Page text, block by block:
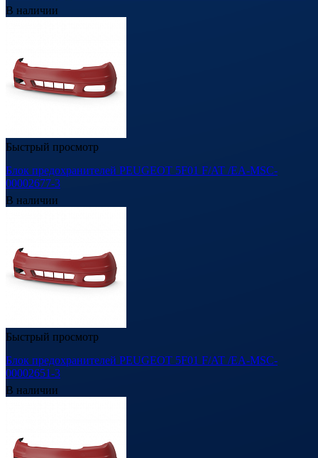
В наличии
Быстрый просмотр
Блок предохранителей PEUGEOT 5F01 F/AT /EA-MSC-
00002677-3
В наличии
Быстрый просмотр
Блок предохранителей PEUGEOT 5F01 F/AT /EA-MSC-
00002651-3
В наличии